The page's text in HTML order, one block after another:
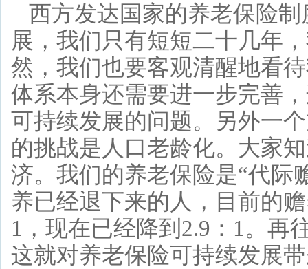
西方发达国家的养老保险
展，我们只有短短二十几年
然，我们也要客观清醒地看
体系本身还需要进一步完善
可持续发展的问题。另外一
的挑战是人口老龄化。大家
济。我们的养老保险是“代际
养已经退下来的人，目前的
1，现在已经降到2.9：1。再
这就对养老保险可持续发展